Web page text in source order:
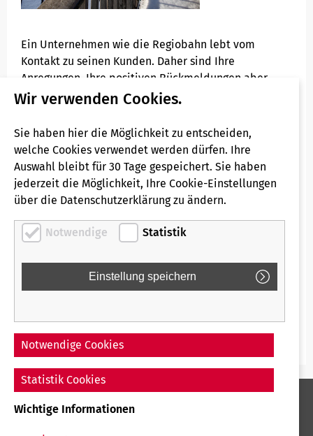
Ein Unternehmen wie die Regiobahn lebt vom
Kontakt zu seinen Kunden. Daher sind Ihre
Anregungen, Ihre positiven Rückmeldungen aber
auch Ihre Kritik für uns besonders wertvoll, die uns
zunehmen.
Als erste Anlaufstation für den aktiven Dialog dient
für alle Kunden des Schienenpersonennahverkehrs
vor allem auch das 2006 eingerichtete Kundencenter
an der Servicestation der Regiobahn in Mettmann
Stadtwald.
Die Regiobahn steht für Sicherheit, Pünktlichkeit,
Herzliche Grüße
Ihr Team der Regiobahn
Wir verwenden Cookies.
Sie haben hier die Möglichkeit zu entscheiden,
welche Cookies verwendet werden dürfen. Ihre
Auswahl bleibt für 30 Tage gespeichert. Sie haben
jederzeit die Möglichkeit, Ihre Cookie-Einstellungen
über die Datenschutzerklärung zu ändern.
Notwendige Statistik
Notwendige Cookies
Statistik Cookies
Wichtige Informationen